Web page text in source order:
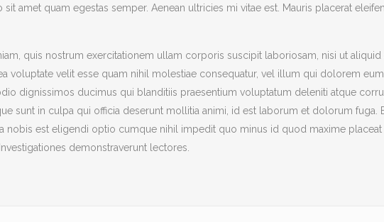
amet quam egestas semper. Aenean ultricies mi vitae est. Mauris placerat
quis nostrum exercitationem ullam corporis suscipit laboriosam, nisi ut
voluptate velit esse quam nihil molestiae consequatur, vel illum qui dolorem
dignissimos ducimus qui blanditiis praesentium voluptatum deleniti atque
sunt in culpa qui officia deserunt mollitia animi, id est laborum et dolorum fuga.
nobis est eligendi optio cumque nihil impedit quo minus id quod maxime
demonstraverunt lectores.